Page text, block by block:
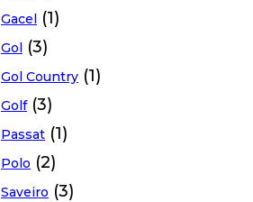
Gacel (1)
Gol (3)
Gol Country (1)
Golf (3)
Passat (1)
Polo (2)
Saveiro (3)